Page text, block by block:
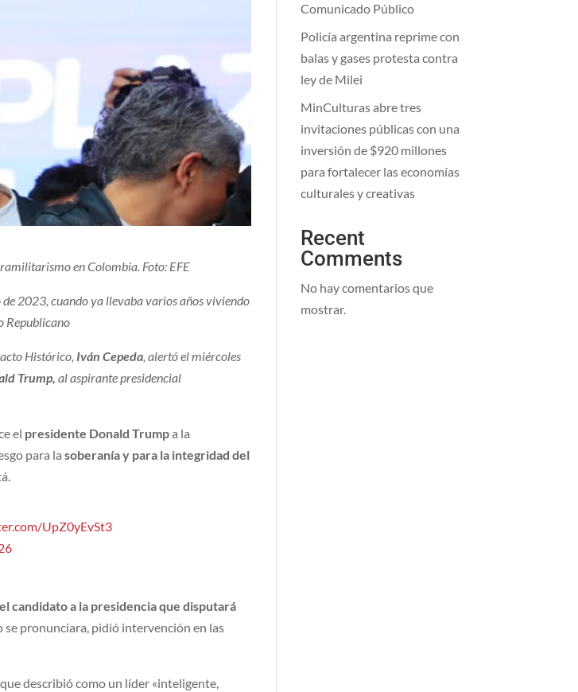
en Colombia. Foto: EFE
2023, cuando ya llevaba varios años viviendo
Republicano
Histórico, Iván Cepeda, alertó el miércoles
Trump, al aspirante presidencial
el presidente Donald Trumpa la
para lasoberanía y para la integridad del
UpZ0yEvSt3
candidato a la presidencia que disputará
se pronunciara, pidió intervención en las
que describió como un líder «inteligente,
Comunicado Público
Policía argentina reprime con
balas y gases protesta contra
ley de Milei
MinCulturas abre tres
invitaciones públicas con una
inversión de $920 millones
para fortalecer las economías
culturales y creativas
Recent
Comments
No hay comentarios que
mostrar.